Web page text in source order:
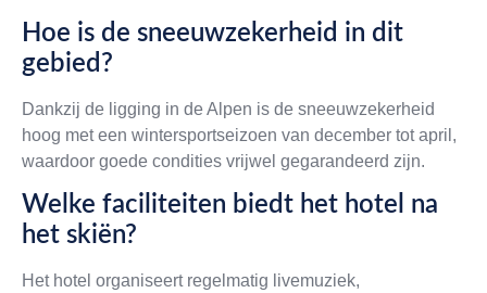
Hoe is de sneeuwzekerheid in dit
gebied?
Dankzij de ligging in de Alpen is de sneeuwzekerheid
hoog met een wintersportseizoen van december tot april,
waardoor goede condities vrijwel gegarandeerd zijn.
Welke faciliteiten biedt het hotel na
het skiën?
Het hotel organiseert regelmatig livemuziek,